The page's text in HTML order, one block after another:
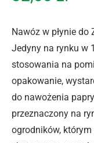
Nawóz w płynie do
Jedyny na rynku w
stosowania na
opakowanie,
do nawożenia
przeznaczony na
ogrodników,